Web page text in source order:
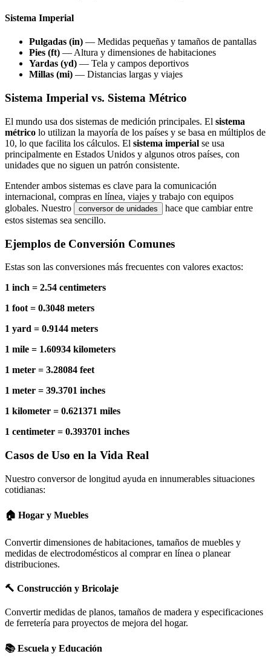
Sistema Imperial
Pulgadas (in) — Medidas pequeñas y tamaños de pantallas
Pies (ft) —Altura y dimensiones de habitaciones
Yardas (yd) — Tela y campos deportivos
Millas (mi) — Distancias largas y viajes
Sistema Imperial vs. Sistema Métrico
El mundo usa dos sistemas de medición principales. El sistema
métrico lo utilizan la mayoría de los países y se basa en múltiplos de
10, lo que facilita los cálculos. El sistema imperial se usa
principalmente en Estados Unidos y algunos otros países, con
unidades que no siguen un patrón consistente.
Entender ambos sistemas es clave para la comunicación
internacional, compras en línea, viajes y trabajo con equipos
globales. Nuestro
conversor de unidades
hace que cambiar entre
estos sistemas sea sencillo.
Ejemplos de Conversión Comunes
Estas son las conversiones más frecuentes con valores exactos:
1 inch = 2.54 centimeters
1 foot = 0.3048 meters
1 yard = 0.9144 meters
1 mile = 1.60934 kilometers
1 meter = 3.28084 feet
1 meter = 39.3701 inches
1 kilometer = 0.621371 miles
1 centimeter = 0.393701 inches
Casos de Uso en la Vida Real
Nuestro conversor de longitud ayuda en innumerables situaciones
cotidianas:
🏠 Hogar y Muebles
Convertir dimensiones de habitaciones, tamaños de muebles y
medidas de electrodomésticos al comprar en línea o planear
distribuciones.
🔨 Construcción y Bricolaje
Convertir medidas de planos, tamaños de madera y especificaciones
de ferretería para proyectos de mejora del hogar.
📚 Escuela y Educación